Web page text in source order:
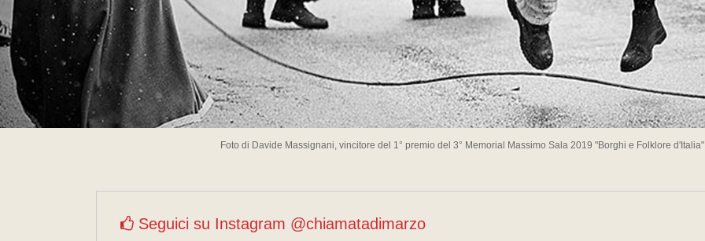
Foto di Davide Massignani, vincitore del 1° premio del 3° Memorial Massimo Sala 2019 "Borghi e Folklore
Seguici su Instagram @chiamatadimarzo